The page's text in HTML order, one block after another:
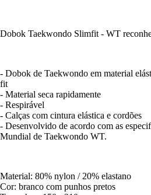
Dobok Taekwondo Slimfit - WT
- Dobok de Taekwondo em material
fit
- Material seca rapidamente
- Respirável
- Calças com cintura elástica e cordões
- Desenvolvido de acordo com as
Mundial de Taekwondo WT.
Material: 80% nylon / 20% elastano
Cor: branco com punhos pretos